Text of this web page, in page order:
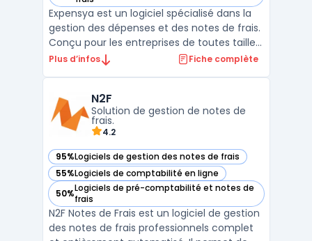
Expensya est un logiciel spécialisé dans la
gestion des dépenses et des notes de frais.
Conçu pour les entreprises de toutes tailles,
ce logiciel simplifie et automatise la gestion
meilleure maîtrise des coûts. Expe ...
Plus d’infos Fiche complète
N2F
Solution de gestion de notes de
frais.
4.2
95%Logiciels de gestion des notes de frais
— voir N2F dans cette catégorie
55%Logiciels de comptabilité en ligne
— voir N2F dans cette catégorie
50%Logiciels de pré-comptabilité et notes de
frais
— voir N2F dans cette catégorie
N2F Notes de Frais est un logiciel de gestion
des notes de frais professionnels complet